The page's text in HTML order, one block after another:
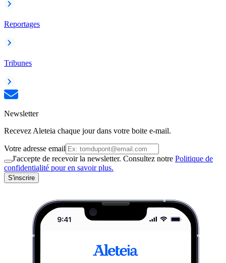
Reportages
Tribunes
Newsletter
Recevez Aleteia chaque jour dans votre boite e-mail.
Votre adresse email
J'accepte de recevoir la newsletter. Consultez notre Politique de
confidentialité pour en savoir plus.
S'inscrire